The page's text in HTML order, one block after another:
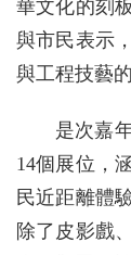
華文化的刻
與市民表示
與工程技藝的
是次嘉
14個展位，
民近距離體
除了皮影戲